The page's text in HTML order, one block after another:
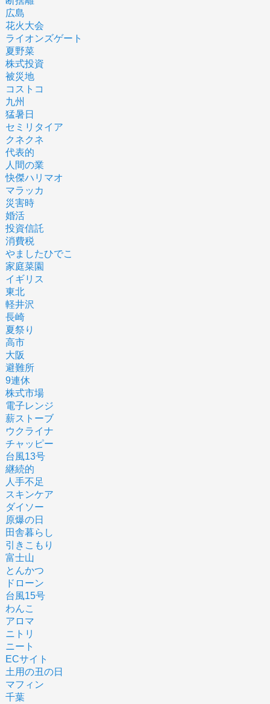
広島
花火大会
ライオンズゲート
夏野菜
株式投資
被災地
コストコ
九州
猛暑日
セミリタイア
クネクネ
代表的
人間の業
快傑ハリマオ
マラッカ
災害時
婚活
投資信託
消費税
やましたひでこ
家庭菜園
イギリス
東北
軽井沢
長崎
夏祭り
高市
大阪
避難所
9連休
株式市場
電子レンジ
薪ストーブ
ウクライナ
チャッピー
台風13号
継続的
人手不足
スキンケア
ダイソー
原爆の日
田舎暮らし
引きこもり
富士山
とんかつ
ドローン
台風15号
わんこ
アロマ
ニトリ
ニート
ECサイト
土用の丑の日
マフィン
千葉